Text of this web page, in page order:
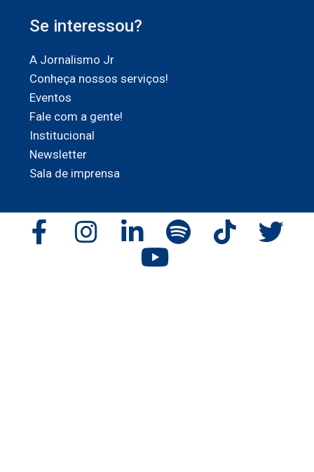
Se interessou?
A Jornalismo Jr
Conheça nossos serviços!
Eventos
Fale com a gente!
Institucional
Newsletter
Sala de imprensa